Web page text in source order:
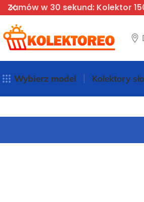
Wybierz model Kolektory
Zamów w 30 sekund: Kolektor